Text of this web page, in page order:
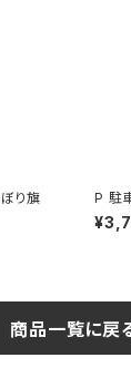
り旗 P 駐
商品一覧に戻